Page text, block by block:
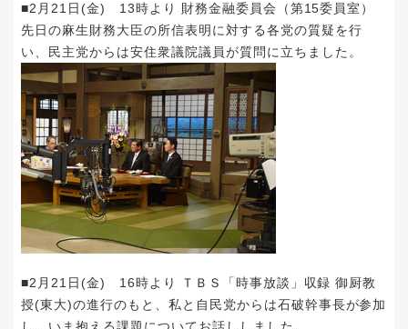
■2月21日(金) 13時より 財務金融委員会（第15委員室）
先日の麻生財務大臣の所信表明に対する各党の質疑を行
い、民主党からは安住衆議院議員が質問に立ちました。
■2月21日(金) 16時より ＴＢＳ「時事放談」収録 御厨教
授(東大)の進行のもと、私と自民党からは石破幹事長が参加